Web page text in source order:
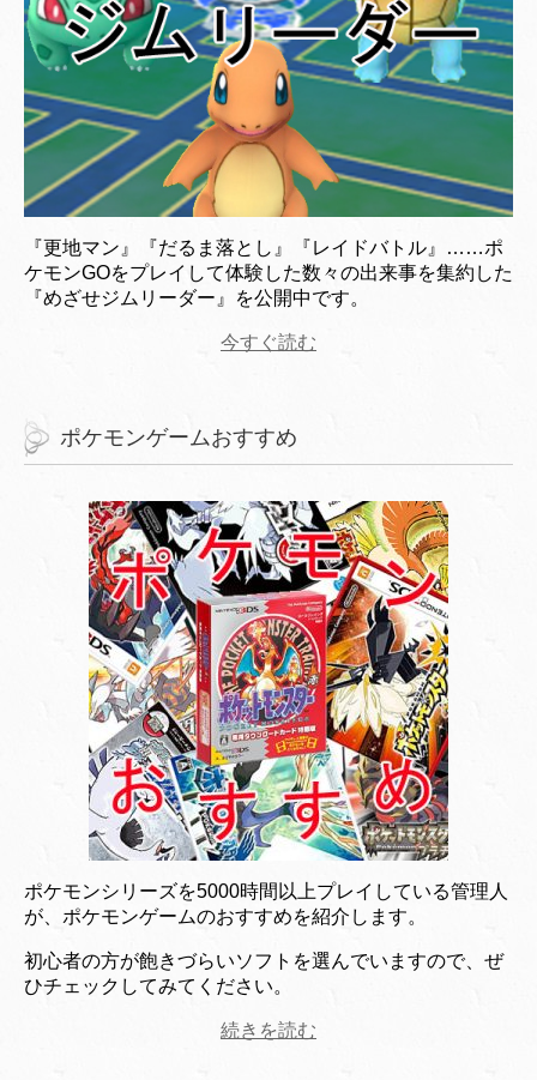
『更地マン』『だるま落とし』『レイドバトル』……ポ
ケモンGOをプレイして体験した数々の出来事を集約した
『めざせジムリーダー』を公開中です。
今すぐ読む
ポケモンゲームおすすめ
ポケモンシリーズを5000時間以上プレイしている管理人
が、ポケモンゲームのおすすめを紹介します。
初心者の方が飽きづらいソフトを選んでいますので、ぜ
ひチェックしてみてください。
続きを読む